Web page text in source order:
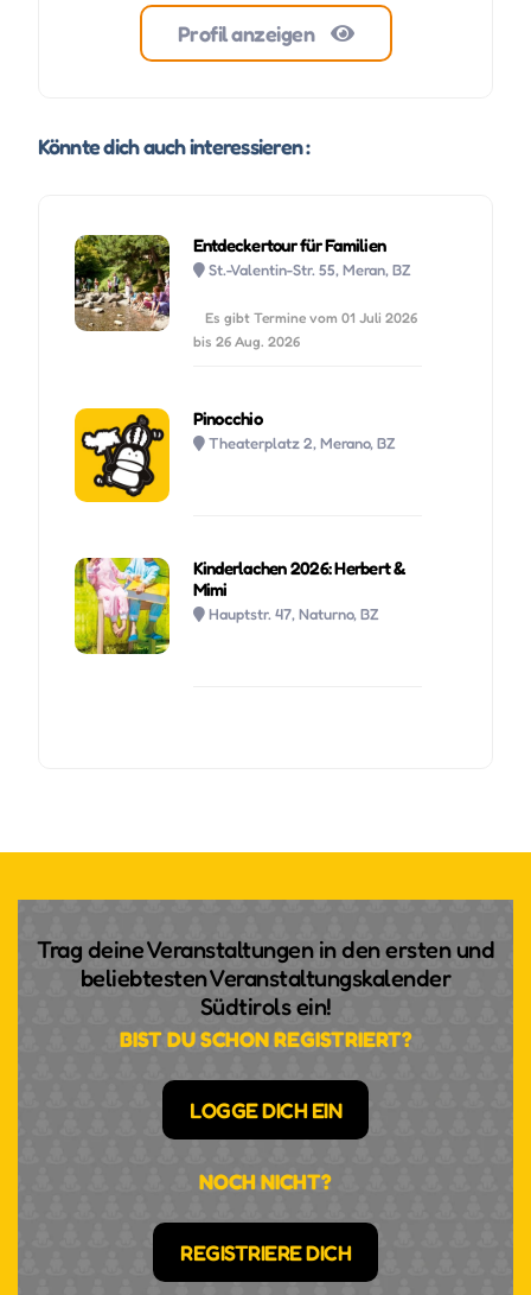
Profil anzeigen
Könnte dich auch interessieren :
Entdeckertour für Familien
St.-Valentin-Str. 55, Meran, BZ
Es gibt Termine vom 01 Juli 2026
bis 26 Aug. 2026
Pinocchio
Theaterplatz 2, Merano, BZ
Kinderlachen 2026: Herbert &
Mimi
Hauptstr. 47, Naturno, BZ
Trag deine Veranstaltungen in den ersten und
beliebtesten Veranstaltungskalender
Südtirols ein!
BIST DU SCHON REGISTRIERT?
LOGGE DICH EIN
NOCH NICHT?
REGISTRIERE DICH